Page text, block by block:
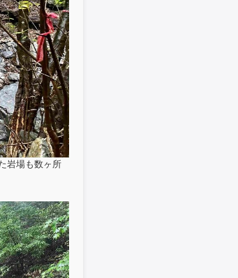
岩場も数ヶ所